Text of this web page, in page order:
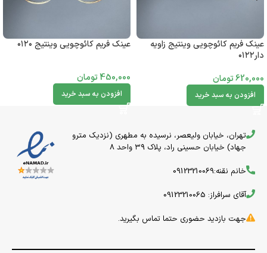
عینک فریم کائوچویی وینتیج زاویه
دار۰۱۲۲
620,000تومان
افزودن به سبد خرید
عینک فریم کائوچویی وینتیج ۰۱۲۰
450,000تومان
افزودن به سبد خرید
تهران، خیابان ولیعصر، نرسیده به مطهری (نزدیک مترو
جهاد) خیابان حسینی راد، پلاک ۳۹ واحد 8
خانم نقنه:09123210069
آقای سرافراز: 09123210065
جهت بازدید حضوری حتما تماس بگیرید.